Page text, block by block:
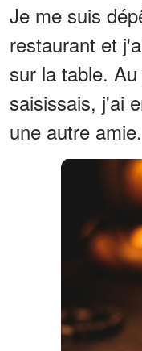
Je me suis
restaurant et
sur la table.
saisissais, j'ai
une autre amie.